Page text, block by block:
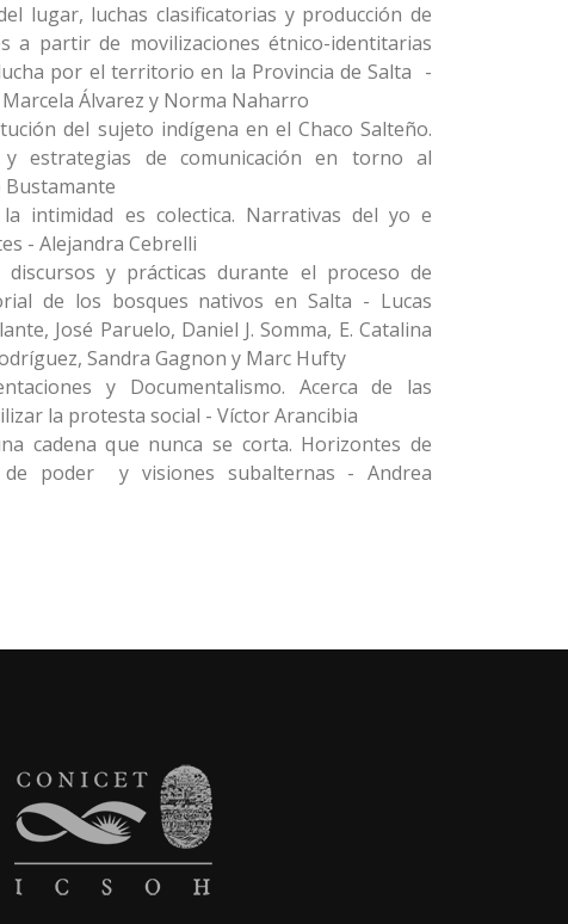
lugar, luchas clasificatorias y producción de
a partir de movilizaciones étnico-identitarias
por el territorio en la Provincia de Salta -
Álvarez y Norma Naharro
del sujeto indígena en el Chaco Salteño.
y estrategias de comunicación en torno al
intimidad es colectica. Narrativas del yo e
- Alejandra Cebrelli
discursos y prácticas durante el proceso de
de los bosques nativos en Salta - Lucas
José Paruelo, Daniel J. Somma, E. Catalina
Sandra Gagnon y Marc Hufty
y Documentalismo. Acerca de las
la protesta social - Víctor Arancibia
cadena que nunca se corta. Horizontes de
de poder y visiones subalternas - Andrea